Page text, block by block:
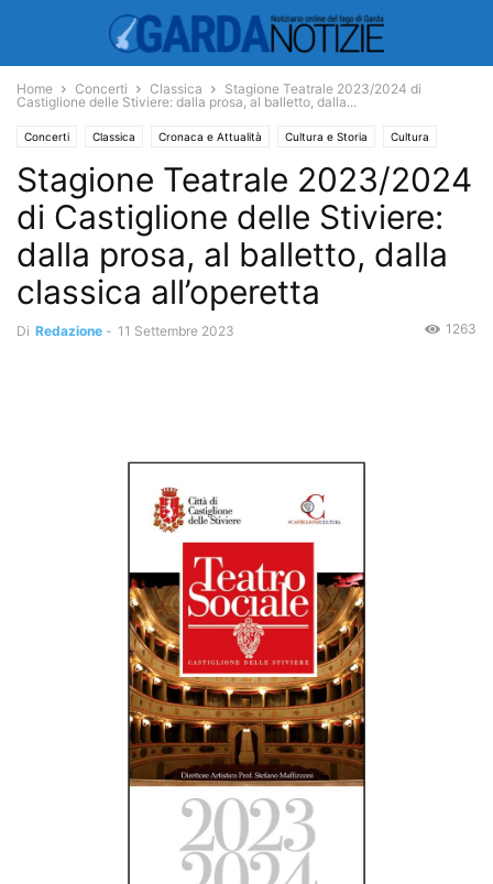
Home Concerti Classica
Stagione Teatrale 2023/2024 di
Castiglione delle Stiviere: dalla prosa, al balletto, dalla...
Concerti Classica Cronaca e Attualità Cultura e Storia Cultura
Spettacoli Musica Musica classica Operetta
Manifestazioni ed Eventi Teatro
Stagione Teatrale 2023/2024
di Castiglione delle Stiviere:
dalla prosa, al balletto, dalla
classica all’operetta
Di Redazione - 11 Settembre 2023 1263